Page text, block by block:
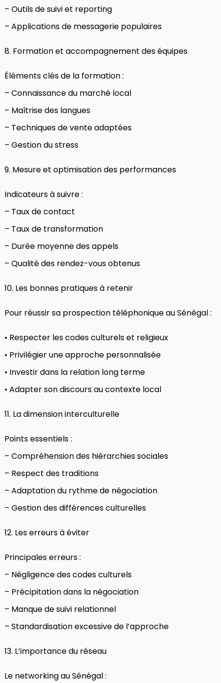
– Outils de suivi et reporting
– Applications de messagerie populaires
8. Formation et accompagnement des équipes
Éléments clés de la formation :
– Connaissance du marché local
– Maîtrise des langues
– Techniques de vente adaptées
– Gestion du stress
9. Mesure et optimisation des performances
Indicateurs à suivre :
– Taux de contact
– Taux de transformation
– Durée moyenne des appels
– Qualité des rendez-vous obtenus
10. Les bonnes pratiques à retenir
Pour réussir sa prospection téléphonique au Sénégal :
• Respecter les codes culturels et religieux
• Privilégier une approche personnalisée
• Investir dans la relation long terme
• Adapter son discours au contexte local
11. La dimension interculturelle
Points essentiels :
– Compréhension des hiérarchies sociales
– Respect des traditions
– Adaptation du rythme de négociation
– Gestion des différences culturelles
12. Les erreurs à éviter
Principales erreurs :
– Négligence des codes culturels
– Précipitation dans la négociation
– Manque de suivi relationnel
– Standardisation excessive de l’approche
13. L’importance du réseau
Le networking au Sénégal :